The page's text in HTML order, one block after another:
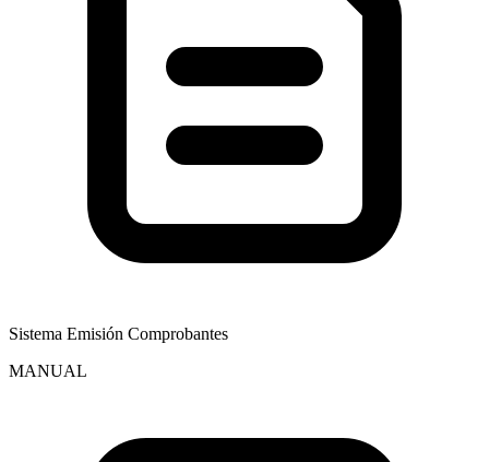
Sistema Emisión Comprobantes
MANUAL